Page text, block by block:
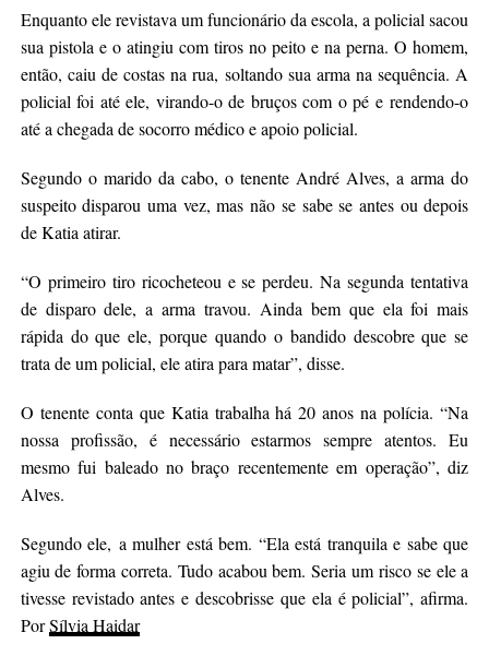
Enquanto ele revistava um funcionário da escola, a policial sacou
sua pistola e o atingiu com tiros no peito e na perna. O homem,
então, caiu de costas na rua, soltando sua arma na sequência. A
policial foi até ele, virando-o de bruços com o pé e rendendo-o
até a chegada de socorro médico e apoio policial.
Segundo o marido da cabo, o tenente André Alves, a arma do
suspeito disparou uma vez, mas não se sabe se antes ou depois
de Katia atirar.
“O primeiro tiro ricocheteou e se perdeu. Na segunda tentativa
de disparo dele, a arma travou. Ainda bem que ela foi mais
rápida do que ele, porque quando o bandido descobre que se
trata de um policial, ele atira para matar”, disse.
O tenente conta que Katia trabalha há 20 anos na polícia. “Na
nossa profissão, é necessário estarmos sempre atentos. Eu
mesmo fui baleado no braço recentemente em operação”, diz
Alves.
Segundo ele, a mulher está bem. “Ela está tranquila e sabe que
agiu de forma correta. Tudo acabou bem. Seria um risco se ele a
tivesse revistado antes e descobrisse que ela é policial”, afirma.
PorSílvia Haidar